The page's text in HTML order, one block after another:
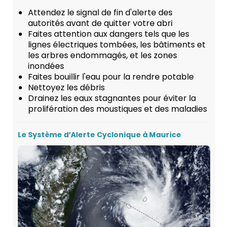
Attendez le signal de fin d'alerte des
autorités avant de quitter votre abri
Faites attention aux dangers tels que les
lignes électriques tombées, les bâtiments et
les arbres endommagés, et les zones
inondées
Faites bouillir l'eau pour la rendre potable
Nettoyez les débris
Drainez les eaux stagnantes pour éviter la
prolifération des moustiques et des maladies
Le Système d’Alerte Cyclonique à Maurice